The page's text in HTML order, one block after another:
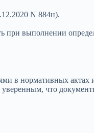
N 884н).
при выполнении
в нормативных
что